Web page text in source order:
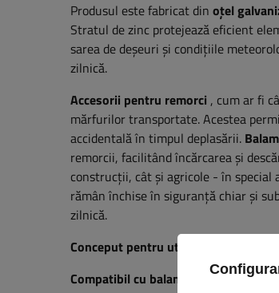
Produsul este fabricat din oțel
Stratul de zinc protejează eficient
sarea de deșeuri și condițiile
zilnică.
Accesorii pentru remorci , cum ar fi
mărfurilor transportate. Acestea
accidentală în timpul deplasării.
remorcii, facilitând încărcarea și
construcții, cât și agricole - în
rămân închise în siguranță chiar și
zilnică.
Conceput pentru utilizare cu suportul
Compatibil cu balamalele laterale: